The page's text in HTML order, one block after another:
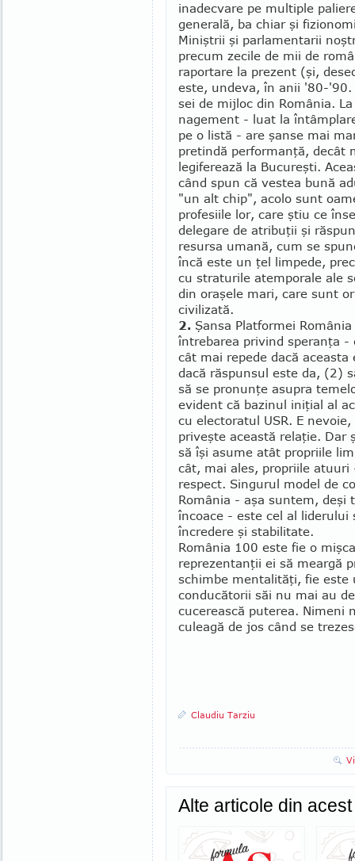
inadecvare pe mul­tiple
gene­rală, ba chiar şi
Miniştrii şi parlamentarii
precum zecile de mii de
raportare la pre­zent (şi,
este, undeva, în anii '80-
sei de mijloc din România.
nage­ment - luat la
pe o listă - are şanse mai
pre­tindă performanţă, decât
legiferează la Bucu­reşti.
când spun că vestea bună
"un alt chip", acolo sunt
profesiile lor, care ştiu ce
delegare de atribuţii şi
resursa umană, cum se
încă este un ţel limpede,
cu straturile atemporale ale
din oraşele mari, care sunt
civilizată.
2. Şansa Platformei
întrebarea privind speranţa -
cât mai repede dacă
dacă răs­punsul este da, (2)
să se pronunţe asupra
evident că bazinul iniţial al
cu elec­to­ratul USR. E
priveşte această relaţie. Dar
să îşi asume atât propriile
cât, mai ales, pro­priile
res­­pect. Singurul model de
România - aşa suntem, deşi
încoace - este cel al
încredere şi stabili­tate.
România 100 este fie o
reprezentanţii ei să meargă
schimbe men­ta­lităţi, fie este
conducătorii săi nu mai au
cucerească puterea. Nimeni
culeagă de jos când se
Claudiu Tarziu
Alte articole din